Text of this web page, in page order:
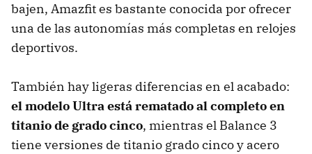
bajen, Amazfit es bastante conocida por ofrecer
una de las autonomías más completas en relojes
deportivos.
También hay ligeras diferencias en el acabado:
el modelo Ultra está rematado al completo en
titanio de grado cinco, mientras el Balance 3
tiene versiones de titanio grado cinco y acero